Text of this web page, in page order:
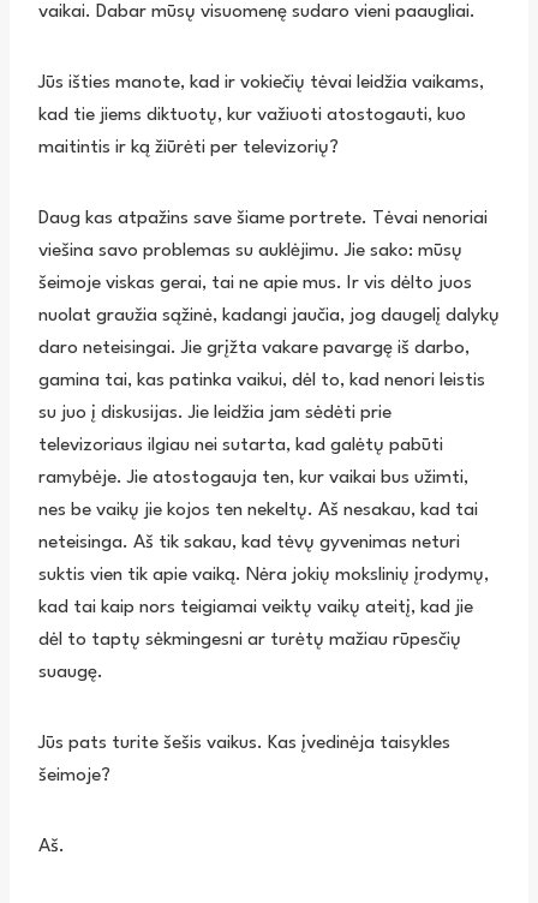
vaikai. Dabar mūsų visuomenę sudaro vieni paaugliai.
Jūs išties manote, kad ir vokiečių tėvai leidžia vaikams,
kad tie jiems diktuotų, kur važiuoti atostogauti, kuo
maitintis ir ką žiūrėti per televizorių?
Daug kas atpažins save šiame portrete. Tėvai nenoriai
viešina savo problemas su auklėjimu. Jie sako: mūsų
šeimoje viskas gerai, tai ne apie mus. Ir vis dėlto juos
nuolat graužia sąžinė, kadangi jaučia, jog daugelį dalykų
daro neteisingai. Jie grįžta vakare pavargę iš darbo,
gamina tai, kas patinka vaikui, dėl to, kad nenori leistis
su juo į diskusijas. Jie leidžia jam sėdėti prie
televizoriaus ilgiau nei sutarta, kad galėtų pabūti
ramybėje. Jie atostogauja ten, kur vaikai bus užimti,
nes be vaikų jie kojos ten nekeltų. Aš nesakau, kad tai
neteisinga. Aš tik sakau, kad tėvų gyvenimas neturi
suktis vien tik apie vaiką. Nėra jokių mokslinių įrodymų,
kad tai kaip nors teigiamai veiktų vaikų ateitį, kad jie
dėl to taptų sėkmingesni ar turėtų mažiau rūpesčių
suaugę.
Jūs pats turite šešis vaikus. Kas įvedinėja taisykles
šeimoje?
Aš.